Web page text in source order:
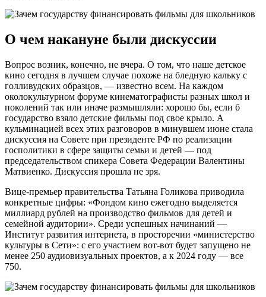
О чем накануне были дискуссии
Вопрос возник, конечно, не вчера. О том, что наше детское
кино сегодня в лучшем случае похоже на бледную кальку с
голливудских образцов, — известно всем. На каждом
околокультурном форуме кинематографисты разных школ и
поколений так или иначе размышляли: хорошо бы, если б
государство взяло детские фильмы под свое крыло. А
кульминацией всех этих разговоров в минувшем июне стала
дискуссия на Совете при президенте РФ по реализации
госполитики в сфере защиты семьи и детей — под
председательством спикера Совета Федерации Валентины
Матвиенко. Дискуссия прошла не зря.
Вице-премьер правительства Татьяна Голикова приводила
конкретные цифры: «Фондом кино ежегодно выделяется
миллиард рублей на производство фильмов для детей и
семейной аудитории». Среди успешных начинаний —
Институт развития интернета, в просторечии «министерство
культуры в Сети»: с его участием вот-вот будет запущено не
менее 250 аудиовизуальных проектов, а к 2024 году — все
750.